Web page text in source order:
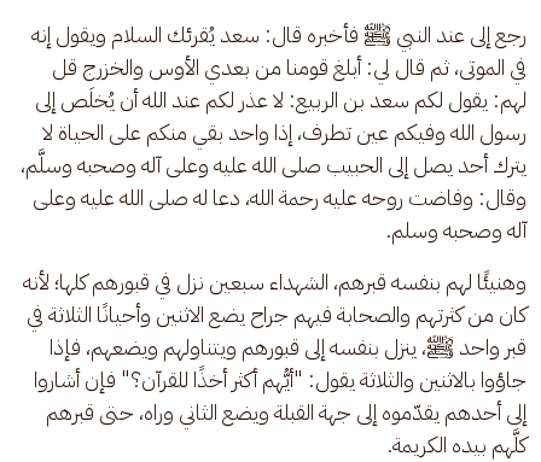
رجع إلى عند النبي ﷺ فأخبره قال: سعد يُقرئك السلام ويقول إنه
في الموتى، ثم قال لي: أبلغ قومنا من بعدي الأوس والخزرج قل
لهم: يقول لكم سعد بن الربيع: لا عذر لكم عند الله أن يُخلَص إلى
رسول الله وفيكم عين تطرف، إذا واحد بقي منكم على الحياة لا
يترك أحد يصل إلى الحبيب صلى الله عليه وعلى آله وصحبه وسلَّم،
وقال: وفاضت روحه عليه رحمة الله، دعا له صلى الله عليه وعلى
آله وصحبه وسلم.
وهنيئًا لهم بنفسه قبرهم، الشهداء سبعين نزل في قبورهم كلها؛ لأنه
كان من كثرتهم والصحابة فيهم جراح يضع الاثنين وأحيانًا الثلاثة في
قبر واحد ﷺ، ينزل بنفسه إلى قبورهم ويتناولهم ويضعهم، فإذا
جاؤوا بالاثنين والثلاثة يقول: "أيُّهم أكثر أخذًا للقرآن؟" فإن أشاروا
إلى أحدهم يقدّموه إلى جهة القبلة ويضع الثاني وراه، حتى قبرهم
كلَّهم بيده الكريمة.